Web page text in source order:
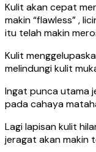
Kulit akan cepat
makin “flawless” ,
itu telah makin
Kulit
melindungi kulit
Ingat punca utama
pada cahaya
Lagi lapisan kulit
jeragat akan makin